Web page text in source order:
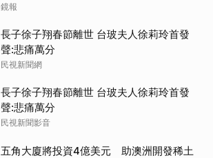
鏡報
長子徐子翔春節離世 台玻夫人徐莉玲首發
聲:悲痛萬分
民視新聞網
長子徐子翔春節離世 台玻夫人徐莉玲首發
聲:悲痛萬分
民視新聞影音
五角大廈將投資4億美元 助澳洲開發稀土